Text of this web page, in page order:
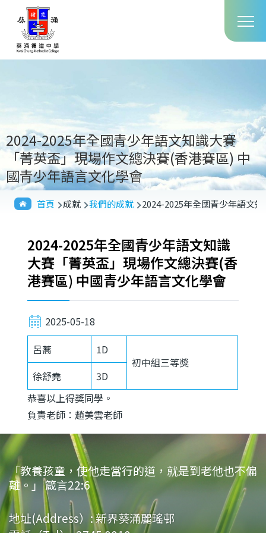
移至主內容
2024-2025年全國青少年語文知識大賽
「菁英盃」現場作文總決賽(香港賽區) 中
國青少年語言文化學會
導
首頁 成就 我們的成就 2024-2025年全國青少年語文
2024-2025年全國青少年語文知識
大賽「菁英盃」現場作文總決賽(香
港賽區) 中國青少年語言文化學會
2025-05-18
呂蕎
1D
初中組三等獎
徐舒堯
3D
恭喜以上得獎同學。
負責老師：趙美雲老師
「教養孩童，使他走當行的道，就是到老他也不偏
離。」 箴言22:6
地址(Address）:新界葵涌麗瑤邨